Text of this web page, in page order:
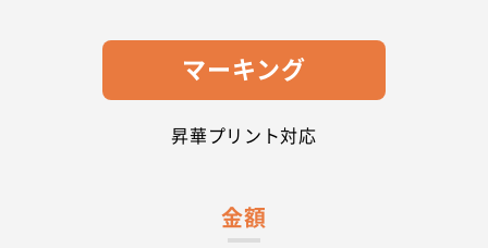
マーキング
昇華プリント対応
金額